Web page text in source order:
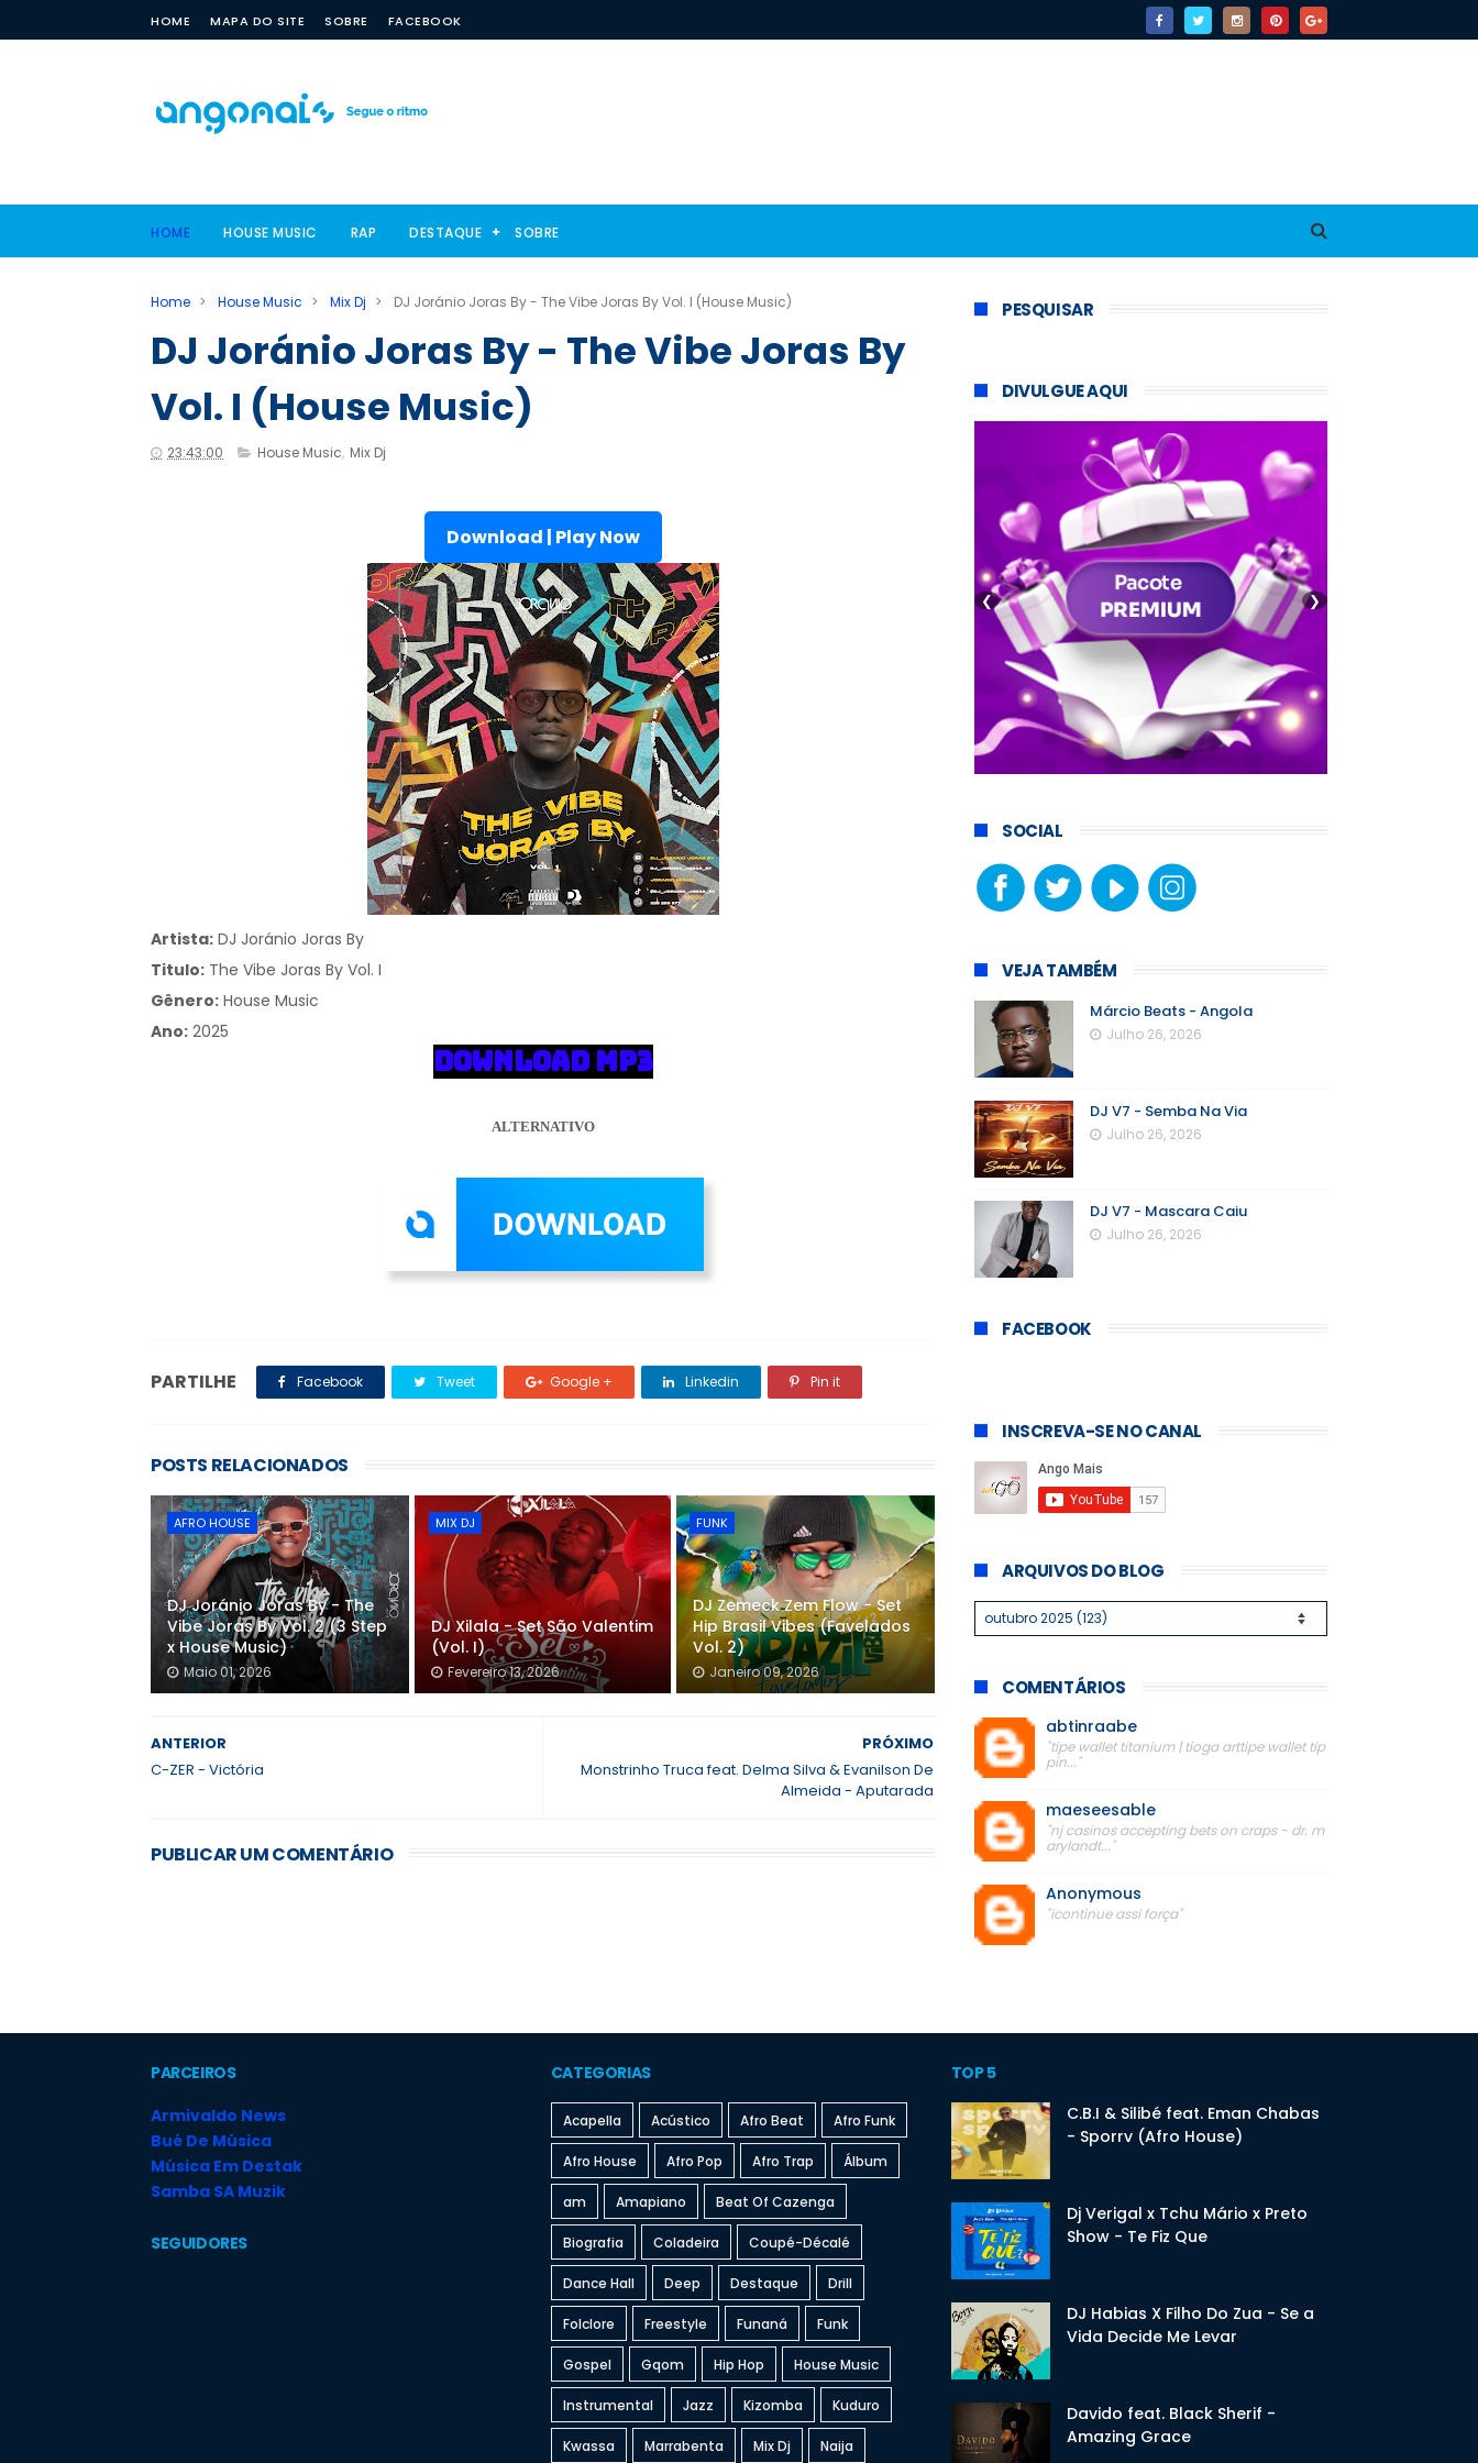
HOME MAPA DO SITE SOBRE FACEBOOK
HOME HOUSE MUSIC RAP DESTAQUE SOBRE
Home > House Music > Mix Dj > DJ Joránio Joras By - The Vibe Joras By Vol. I (House Music)
DJ Joránio Joras By - The Vibe Joras By
Vol. I (House Music)
23:43:00 House Music, Mix Dj
Download | Play Now
Artista: DJ Joránio Joras By
Titulo: The Vibe Joras By Vol. I
Gênero: House Music
Ano: 2025
DOWNLOAD MP3
ALTERNATIVO
PARTILHE Facebook Tweet Google + Linkedin Pin it
POSTS RELACIONADOS
AFRO HOUSE
DJ Joránio Joras By - The
Vibe Joras By Vol. 2 (3 Step
x House Music)
Maio 01, 2026
MIX DJ
DJ Xilala - Set São Valentim
(Vol. I)
Fevereiro 13, 2026
FUNK
DJ Zemeck Zem Flow - Set
Hip Brasil Vibes (Favelados
Vol. 2)
Janeiro 09, 2026
PRÓXIMO
Monstrinho Truca feat. Delma Silva & Evanilson De
Almeida - Aputarada
ANTERIOR
C-ZER - Victória
PUBLICAR UM COMENTÁRIO
PESQUISAR
DIVULGUE AQUI
❮ ❯
SOCIAL
VEJA TAMBÉM
Márcio Beats - Angola
Julho 26, 2026
DJ V7 - Semba Na Via
Julho 26, 2026
DJ V7 - Mascara Caiu
Julho 26, 2026
FACEBOOK
INSCREVA-SE NO CANAL
ARQUIVOS DO BLOG
COMENTÁRIOS
abtinraabe
"tipe wallet titanium | tioga arttipe wallet tip
pin..."
maeseesable
"nj casinos accepting bets on craps - dr. m
arylandt..."
Anonymous
"icontinue assi força"
PARCEIROS
Armivaldo News
Bué De Música
Música Em Destak
Samba SA Muzik
SEGUIDORES
CATEGORIAS
Acapella Acústico Afro Beat Afro Funk
Afro House Afro Pop Afro Trap Álbum
am Amapiano Beat Of Cazenga
Biografia Coladeira Coupé-Décalé
Dance Hall Deep Destaque Drill
Folclore Freestyle Funaná Funk
Gospel Gqom Hip Hop House Music
Instrumental Jazz Kizomba Kuduro
Kwassa Marrabenta Mix Dj Naija
TOP 5
C.B.I & Silibé feat. Eman Chabas
- Sporrv (Afro House)
Dj Verigal x Tchu Mário x Preto
Show - Te Fiz Que
DJ Habias X Filho Do Zua - Se a
Vida Decide Me Levar
Davido feat. Black Sherif -
Amazing Grace